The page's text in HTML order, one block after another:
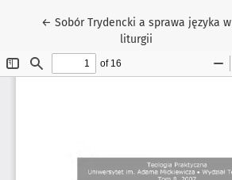
← Wróć do szczegółów artykułu
Sobór Trydencki a sprawa języka w
liturgii